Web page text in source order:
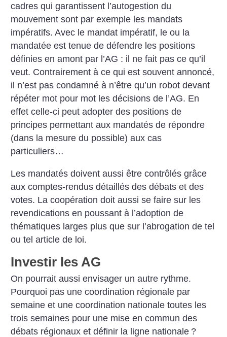
cadres qui garantissent l’autogestion du
mouvement sont par exemple les mandats
impératifs. Avec le mandat impératif, le ou la
mandatée est tenue de défendre les positions
définies en amont par l’AG : il ne fait pas ce qu’il
veut. Contrairement à ce qui est souvent annoncé,
il n’est pas condamné à n’être qu’un robot devant
répéter mot pour mot les décisions de l’AG. En
effet celle-ci peut adopter des positions de
principes permettant aux mandatés de répondre
(dans la mesure du possible) aux cas
particuliers…
Les mandatés doivent aussi être contrôlés grâce
aux comptes-rendus détaillés des débats et des
votes. La coopération doit aussi se faire sur les
revendications en poussant à l’adoption de
thématiques larges plus que sur l’abrogation de tel
ou tel article de loi.
Investir les AG
On pourrait aussi envisager un autre rythme.
Pourquoi pas une coordination régionale par
semaine et une coordination nationale toutes les
trois semaines pour une mise en commun des
débats régionaux et définir la ligne nationale ?